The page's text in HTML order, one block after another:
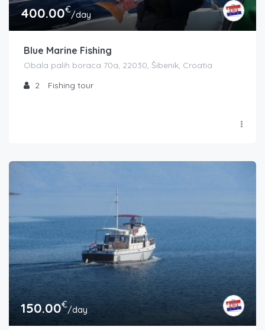
400.00€/day
Blue Marine Fishing
Obala palih boraca 70a, 22030, Šibenik, Croatia
2
Fishing tour
150.00€/day